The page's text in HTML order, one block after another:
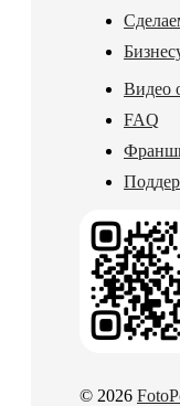
Видео
FAQ
© 2026